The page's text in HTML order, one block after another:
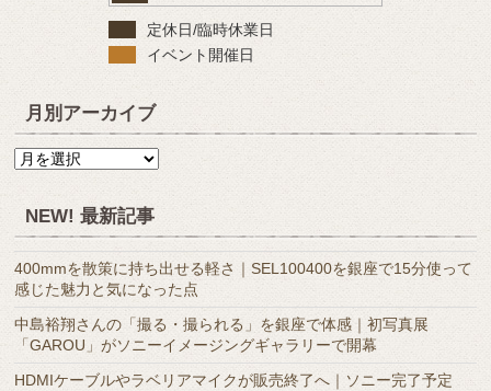
定休日/臨時休業日
イベント開催日
月別アーカイブ
月
ー
カ
イ
ブ
NEW! 最新記事
400mmを散策に持ち出せる軽さ｜SEL100400を銀座で15分使って
感じた魅力と気になった点
中島裕翔さんの「撮る・撮られる」を銀座で体感｜初写真展
「GAROU」がソニーイメージングギャラリーで開幕
HDMIケーブルやラベリアマイクが販売終了へ｜ソニー完了予定